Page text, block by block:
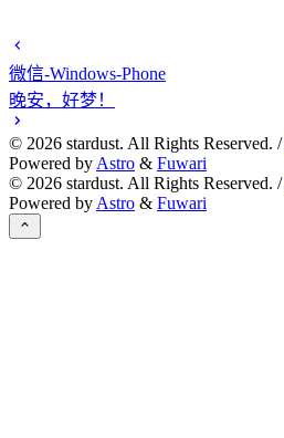
微信-Windows-Phone
晚安，好梦！
© 2026 stardust. All Rights Reserved. /
Powered by Astro & Fuwari
© 2026 stardust. All Rights Reserved. /
Powered by Astro & Fuwari